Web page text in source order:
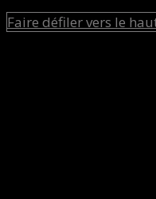
Faire défiler vers le